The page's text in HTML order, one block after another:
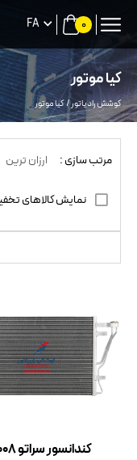
0
FA
کیا موتور
کوشش رادیاتور کیا موتور
مرتب سازی : ارزان ترین
نمایش کالاهای
کندانسور سراتو 2008